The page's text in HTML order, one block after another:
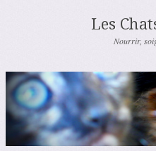
Les
Nourrir,